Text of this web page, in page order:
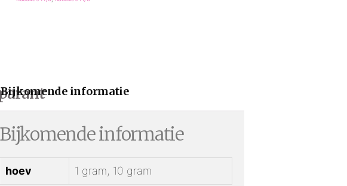
Bijkomende informatie
Bijkomende informatie
hoev 1 gram, 10 gram